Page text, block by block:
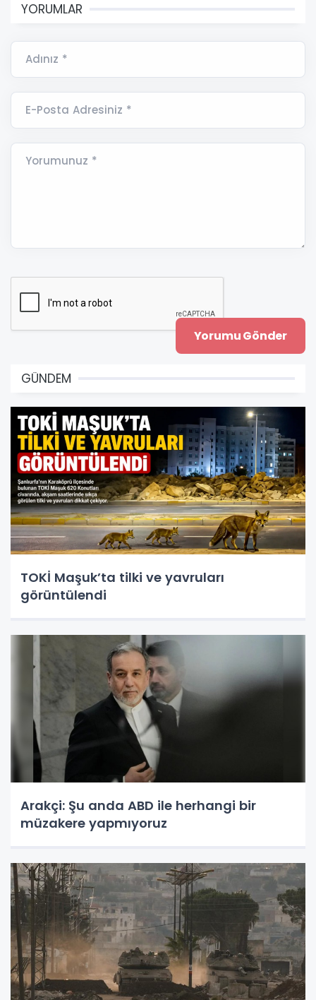
YORUMLAR
Adınız *
E-Posta Adresiniz *
Yorumunuz *
GÜNDEM
TOKİ Maşuk’ta tilki ve yavruları
görüntülendi
Arakçi: Şu anda ABD ile herhangi bir
müzakere yapmıyoruz